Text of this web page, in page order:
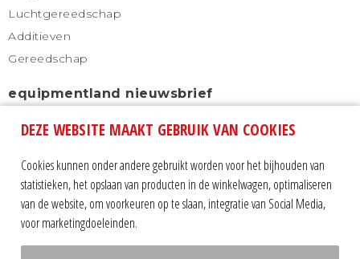
Luchtgereedschap
Additieven
Gereedschap
equipmentland nieuwsbrief
automatisch op de hoogte.
DEZE WEBSITE MAAKT GEBRUIK VAN COOKIES
Cookies kunnen onder andere gebruikt worden voor het bijhouden van
statistieken, het opslaan van producten in de winkelwagen, optimaliseren
van de website, om voorkeuren op te slaan, integratie van Social Media,
voor marketingdoeleinden.